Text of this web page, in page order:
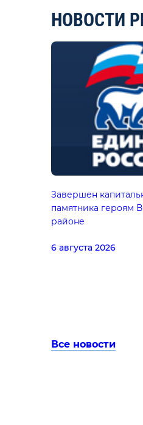
НОВОСТИ
Завершен
памятника героям
районе
6 августа 2026
Все новости